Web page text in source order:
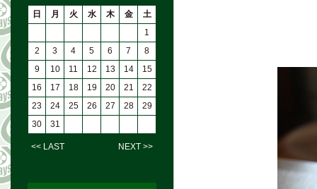
日 月 火 水 木 金
土
1
2
3 4 5 6 7
8
9
10 11 12 13 14
15
16
17 18 19 20 21
22
23
24 25 26 27 28
29
30
31
<< LAST NEXT >>